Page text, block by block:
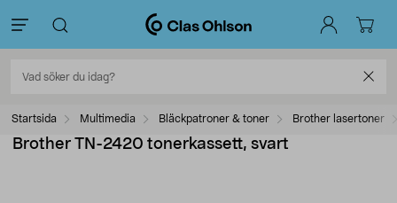
Startsida Multimedia Bläckpatroner & toner Brother lasertoner
Brother TN-2420 tonerkassett, svart